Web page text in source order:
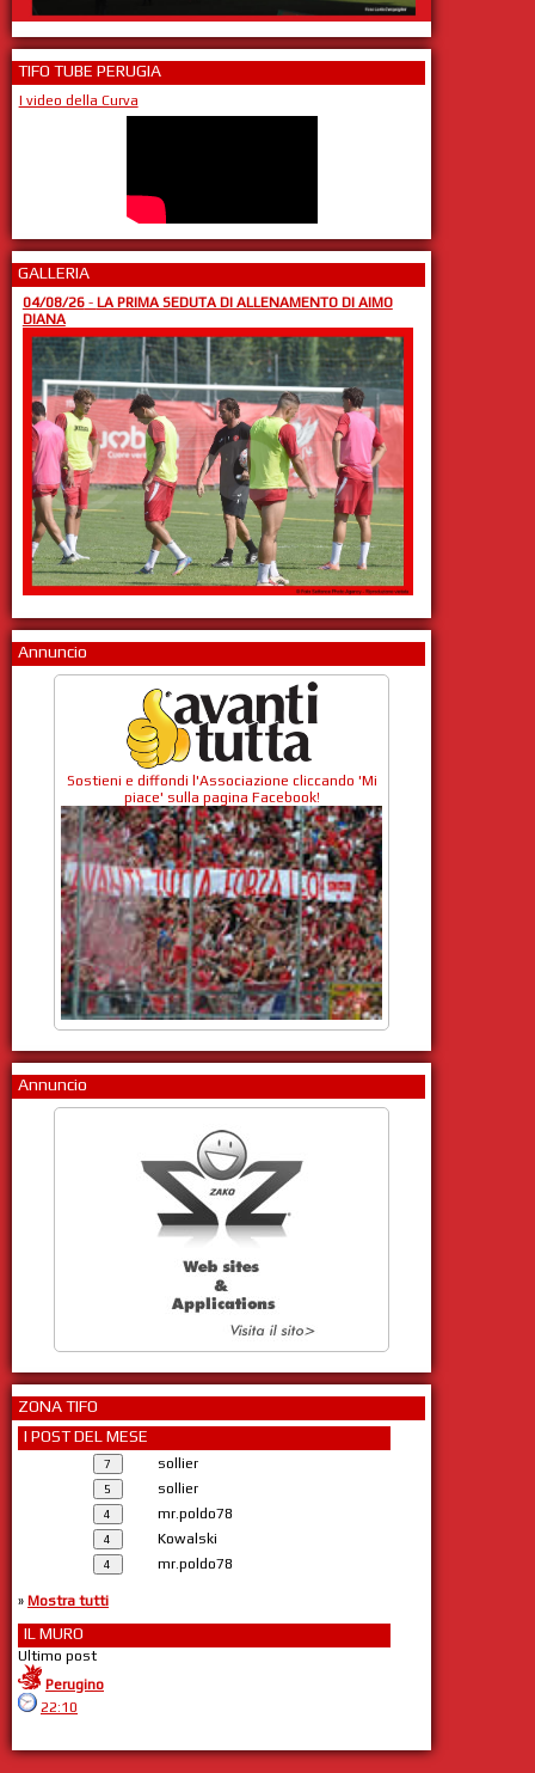
TIFO TUBE PERUGIA
I video della Curva
GALLERIA
04/08/26- LA PRIMA SEDUTA DI ALLENAMENTO DI AIMO
DIANA
Annuncio
Sostieni e diffondi l'Associazione cliccando 'Mi
piace' sulla pagina Facebook!
Annuncio
ZONA TIFO
I POST DEL MESE
sollier
sollier
mr.poldo78
Kowalski
mr.poldo78
» Mostra tutti
IL MURO
Ultimo post
Perugino
22:10